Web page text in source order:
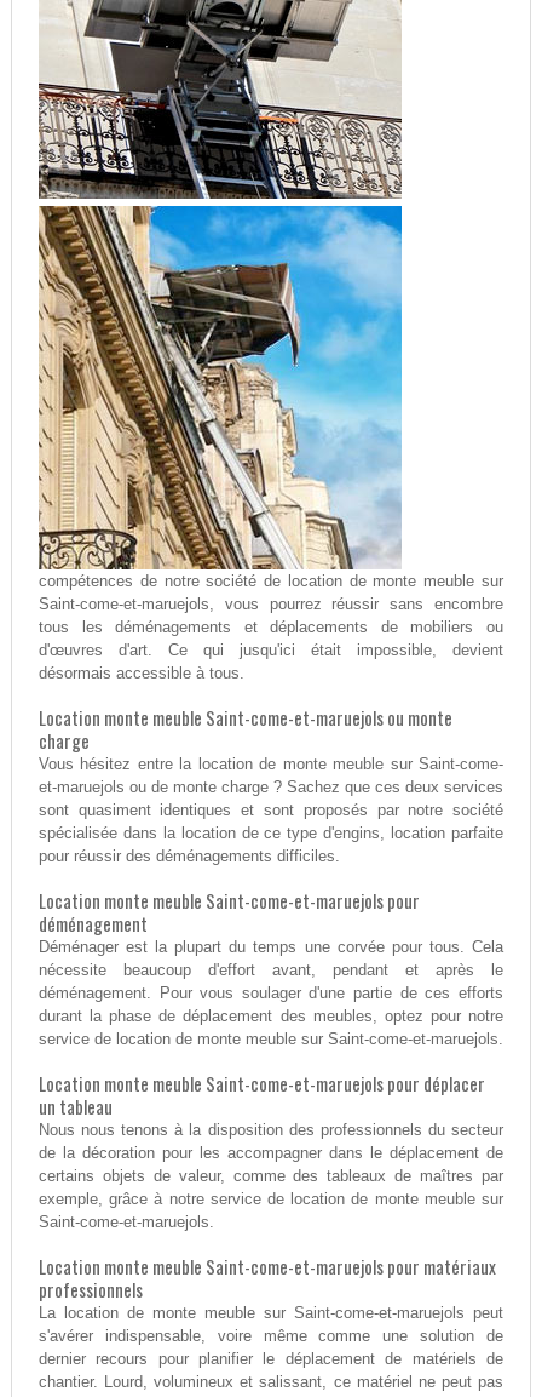
compétences de notre société de location de monte meuble sur
Saint-come-et-maruejols, vous pourrez réussir sans encombre
tous les déménagements et déplacements de mobiliers ou
d'œuvres d'art. Ce qui jusqu'ici était impossible, devient
désormais accessible à tous.
Location monte meuble Saint-come-et-maruejols ou monte
charge
Vous hésitez entre la location de monte meuble sur Saint-come-
et-maruejols ou de monte charge ? Sachez que ces deux services
sont quasiment identiques et sont proposés par notre société
spécialisée dans la location de ce type d'engins, location parfaite
pour réussir des déménagements difficiles.
Location monte meuble Saint-come-et-maruejols pour
déménagement
Déménager est la plupart du temps une corvée pour tous. Cela
nécessite beaucoup d'effort avant, pendant et après le
déménagement. Pour vous soulager d'une partie de ces efforts
durant la phase de déplacement des meubles, optez pour notre
service de location de monte meuble sur Saint-come-et-maruejols.
Location monte meuble Saint-come-et-maruejols pour déplacer
un tableau
Nous nous tenons à la disposition des professionnels du secteur
de la décoration pour les accompagner dans le déplacement de
certains objets de valeur, comme des tableaux de maîtres par
exemple, grâce à notre service de location de monte meuble sur
Saint-come-et-maruejols.
Location monte meuble Saint-come-et-maruejols pour matériaux
professionnels
La location de monte meuble sur Saint-come-et-maruejols peut
s'avérer indispensable, voire même comme une solution de
dernier recours pour planifier le déplacement de matériels de
chantier. Lourd, volumineux et salissant, ce matériel ne peut pas